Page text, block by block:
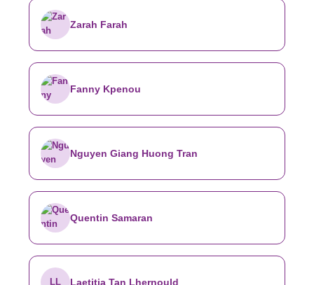
Zarah Farah
Fanny Kpenou
Nguyen Giang Huong Tran
Quentin Samaran
LL Laetitia Tan Lhernould